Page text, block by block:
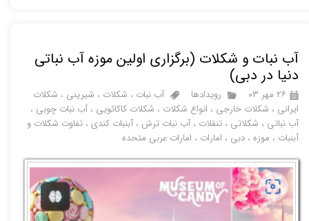
آب نبات و شکلات (برگزاری اولین موزه آب نباتی
دنیا در دبی)
۲۶ مهر ۰۳ رویدادها آب نبات ، شکلات ، شیرینی ، شکلات
ایرانی ، شکلات خارجی ، انواع شکلات ، شکلات کاکائویی ،آب نبات چوبی ،
آب نباتی ، شکلاتی ،تنقلات ،آب نبات ترش ،آبنبات کندی ،تفاوت شکلات و
آبنبات ، موزه ،دبی ، امارات ، امارات عربی متحده